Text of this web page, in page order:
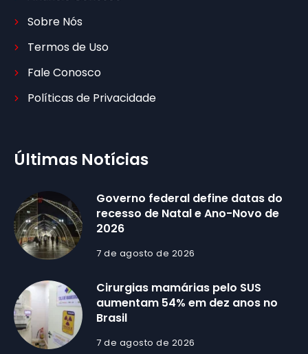
Sobre Nós
Termos de Uso
Fale Conosco
Políticas de Privacidade
Últimas Notícias
Governo federal define datas do
recesso de Natal e Ano-Novo de
2026
7 de agosto de 2026
Cirurgias mamárias pelo SUS
aumentam 54% em dez anos no
Brasil
7 de agosto de 2026